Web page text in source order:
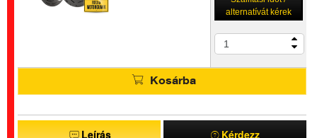
alternatívát kérek
Kosárba
Leírás Kérdezz